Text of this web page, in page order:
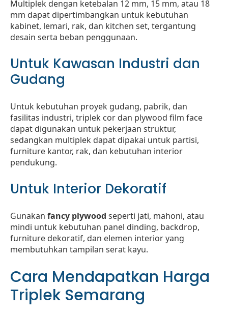
Multiplek dengan ketebalan 12 mm, 15 mm, atau 18
mm dapat dipertimbangkan untuk kebutuhan
kabinet, lemari, rak, dan kitchen set, tergantung
desain serta beban penggunaan.
Untuk Kawasan Industri dan
Gudang
Untuk kebutuhan proyek gudang, pabrik, dan
fasilitas industri, triplek cor dan plywood film face
dapat digunakan untuk pekerjaan struktur,
sedangkan multiplek dapat dipakai untuk partisi,
furniture kantor, rak, dan kebutuhan interior
pendukung.
Untuk Interior Dekoratif
Gunakan fancy plywood seperti jati, mahoni, atau
mindi untuk kebutuhan panel dinding, backdrop,
furniture dekoratif, dan elemen interior yang
membutuhkan tampilan serat kayu.
Cara Mendapatkan Harga
Triplek Semarang